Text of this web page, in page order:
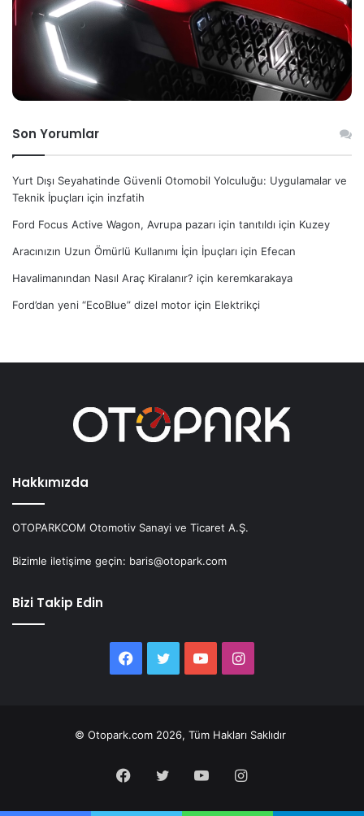
Son Yorumlar
Yurt Dışı Seyahatinde Güvenli Otomobil Yolculuğu: Uygulamalar ve
Teknik İpuçları için inzfatih
Ford Focus Active Wagon, Avrupa pazarı için tanıtıldı için Kuzey
Aracınızın Uzun Ömürlü Kullanımı İçin İpuçları için Efecan
Havalimanından Nasıl Araç Kiralanır? için keremkarakaya
Ford’dan yeni “EcoBlue” dizel motor için Elektrikçi
Hakkımızda
OTOPARKCOM Otomotiv Sanayi ve Ticaret A.Ş.
Bizimle iletişime geçin: baris@otopark.com
Bizi Takip Edin
Facebook
Twitter YouTubeInstagram
© Otopark.com 2026, Tüm Hakları Saklıdır
Facebook
Twitter YouTubeInstagram